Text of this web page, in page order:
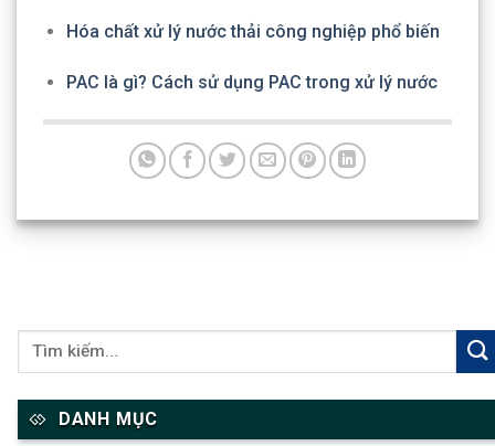
Hóa chất xử lý nước thải công nghiệp phổ biến
PAC là gì? Cách sử dụng PAC trong xử lý nước
DANH MỤC